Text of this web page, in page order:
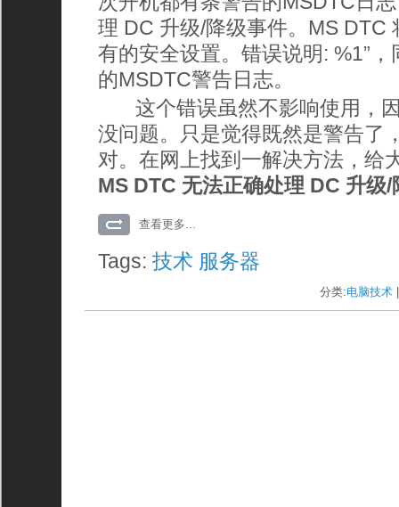
理 DC 升级/降级事件。MS DTC
有的安全设置。错误说明: %1”
的MSDTC警告日志。
这个错误虽然不影响使用，
没问题。只是觉得既然是警告了
对。在网上找到一解决方法，给
MS DTC 无法正确处理 DC 升级
查看更多...
Tags:技术 服务器
分类:电脑技术